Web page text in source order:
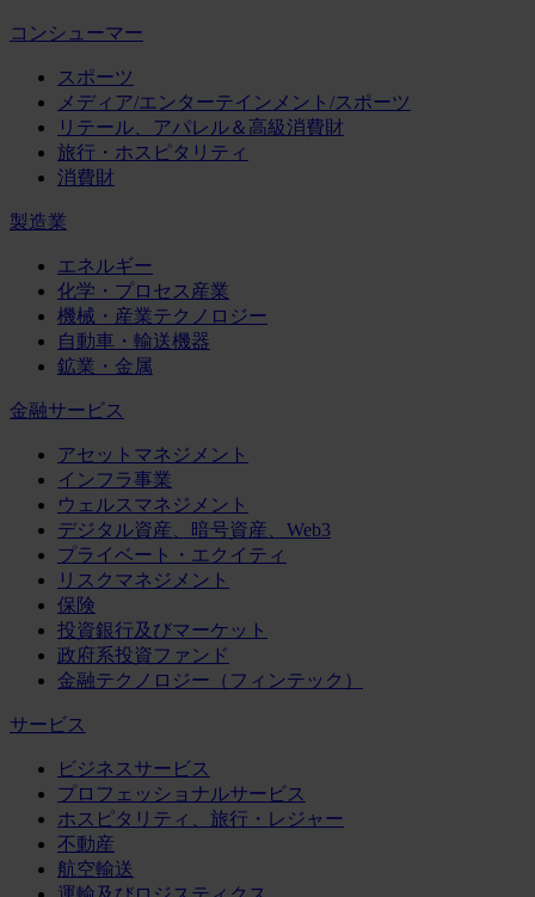
コンシューマー
スポーツ
メディア/エンターテインメント/スポーツ
リテール、アパレル＆高級消費財
旅行・ホスピタリティ
消費財
製造業
エネルギー
化学・プロセス産業
機械・産業テクノロジー
自動車・輸送機器
鉱業・金属
金融サービス
アセットマネジメント
インフラ事業
ウェルスマネジメント
デジタル資産、暗号資産、Web3
プライベート・エクイティ
リスクマネジメント
保険
投資銀行及びマーケット
政府系投資ファンド
金融テクノロジー（フィンテック）
サービス
ビジネスサービス
プロフェッショナルサービス
ホスピタリティ、旅行・レジャー
不動産
航空輸送